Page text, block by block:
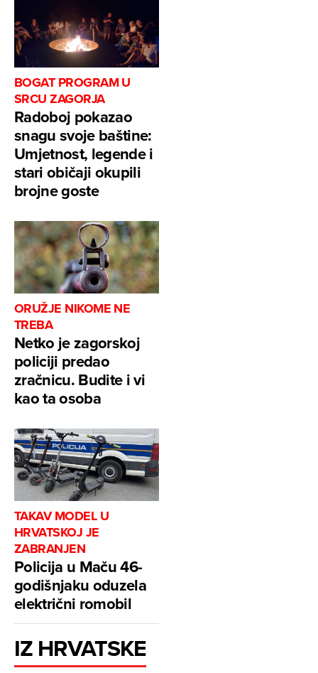
BOGAT PROGRAM U
SRCU ZAGORJA
Radoboj pokazao
snagu svoje baštine:
Umjetnost, legende i
stari običaji okupili
brojne goste
ORUŽJE NIKOME NE
TREBA
Netko je zagorskoj
policiji predao
zračnicu. Budite i vi
kao ta osoba
TAKAV MODEL U
HRVATSKOJ JE
ZABRANJEN
Policija u Maču 46-
godišnjaku oduzela
električni romobil
IZ HRVATSKE